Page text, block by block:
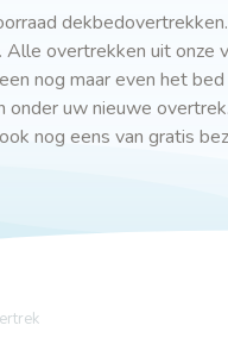
overtrekken uit onze
nog maar even het
onder uw nieuwe
nog eens van gratis